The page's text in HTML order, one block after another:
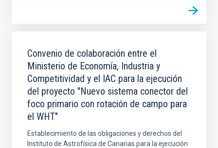
Convenio de colaboración entre el
Ministerio de Economía, Industria y
Competitividad y el IAC para la ejecución
del proyecto "Nuevo sistema conector del
foco primario con rotación de campo para
el WHT"
Establecimiento de las obligaciones y derechos del
Instituto de Astrofísica de Canarias para la ejecución